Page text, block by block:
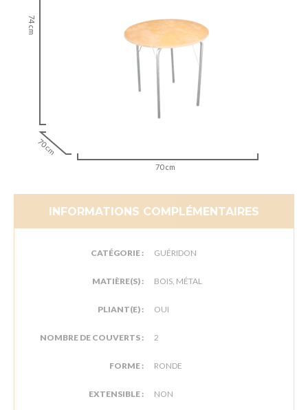
74 cm
70 cm
70 cm
INFORMATIONS COMPLÉMENTAIRES
CATÉGORIE : GUÉRIDON
MATIÈRE(S) : BOIS, MÉTAL
PLIANT(E) : OUI
NOMBRE DE COUVERTS : 2
FORME : RONDE
EXTENSIBLE : NON